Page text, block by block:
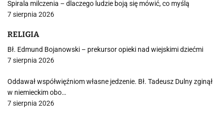
Spirala milczenia – dlaczego ludzie boją się mówić, co myślą
7 sierpnia 2026
RELIGIA
Bł. Edmund Bojanowski – prekursor opieki nad wiejskimi dziećmi
7 sierpnia 2026
Oddawał współwięźniom własne jedzenie. Bł. Tadeusz Dulny zginął
w niemieckim obo…
7 sierpnia 2026